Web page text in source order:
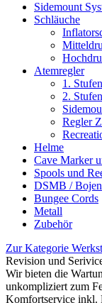
Sidemount
Schläuche
Atemregler
1. Stufen
2. Stufen
Regler
Helme
Cave Marker
Spools und
DSMB / Bojen
Bungee Cords
Metall
Zubehör
Zur Kategorie
Revision und
Wir bieten die
unkompliziert zum
Komfortservice inkl.